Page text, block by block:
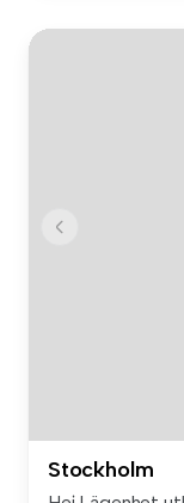
Stockholm